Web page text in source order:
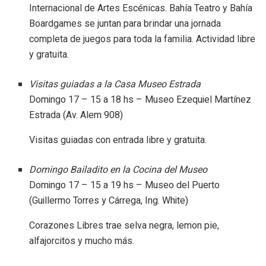
Internacional de Artes Escénicas. Bahía Teatro y Bahía
Boardgames se juntan para brindar una jornada
completa de juegos para toda la familia. Actividad libre
y gratuita.
Visitas guiadas a la Casa Museo Estrada
Domingo 17 – 15 a 18 hs – Museo Ezequiel Martínez
Estrada (Av. Alem 908)
Visitas guiadas con entrada libre y gratuita.
Domingo Bailadito en la Cocina del Museo
Domingo 17 – 15 a 19 hs – Museo del Puerto
(Guillermo Torres y Cárrega, Ing. White)
Corazones Libres trae selva negra, lemon pie,
alfajorcitos y mucho más.